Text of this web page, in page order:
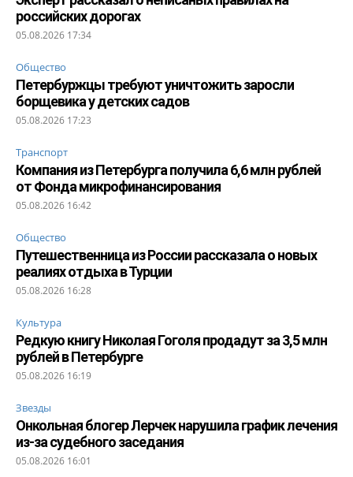
российских дорогах
05.08.2026 17:34
Общество
Петербуржцы требуют уничтожить заросли
борщевика у детских садов
05.08.2026 17:23
Транспорт
Компания из Петербурга получила 6,6 млн рублей
от Фонда микрофинансирования
05.08.2026 16:42
Общество
Путешественница из России рассказала о новых
реалиях отдыха в Турции
05.08.2026 16:28
Культура
Редкую книгу Николая Гоголя продадут за 3,5 млн
рублей в Петербурге
05.08.2026 16:19
Звезды
Онкольная блогер Лерчек нарушила график лечения
из-за судебного заседания
05.08.2026 16:01